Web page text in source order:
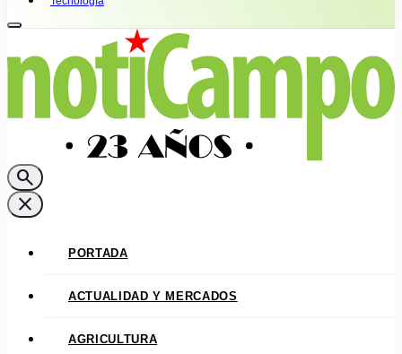
search
close
PORTADA
ACTUALIDAD Y MERCADOS
AGRICULTURA